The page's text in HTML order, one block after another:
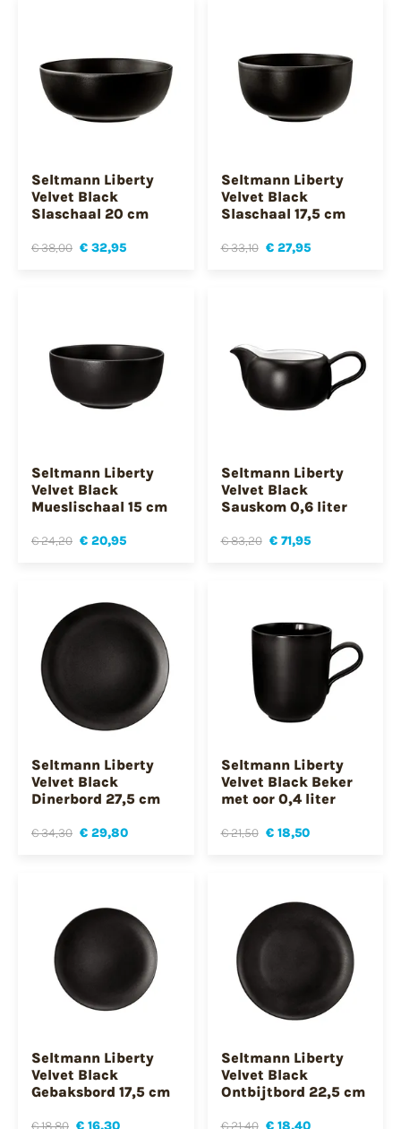
Seltmann Liberty
Velvet Black
Slaschaal 20 cm
€ 38,00 € 32,95
Seltmann Liberty
Velvet Black
Slaschaal 17,5 cm
€ 33,10 € 27,95
Seltmann Liberty
Velvet Black
Mueslischaal 15 cm
€ 24,20 € 20,95
Seltmann Liberty
Velvet Black
Sauskom 0,6 liter
€ 83,20 € 71,95
Seltmann Liberty
Velvet Black
Dinerbord 27,5 cm
€ 34,30 € 29,80
Seltmann Liberty
Velvet Black Beker
met oor 0,4 liter
€ 21,50 € 18,50
Seltmann Liberty
Velvet Black
Gebaksbord 17,5 cm
€ 18,80 € 16,30
Seltmann Liberty
Velvet Black
Ontbijtbord 22,5 cm
€ 21,40 € 18,40